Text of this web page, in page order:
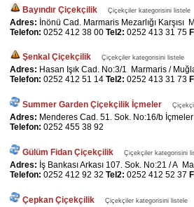
Bayındır Çiçekçilik Çiçekçiler kategorisini listele
Adres: İnönü Cad. Marmaris Mezarlığı Karşısı
Telefon: 0252 412 38 00 Tel2: 0252 413 31 75
Şenkal Çiçekçilik Çiçekçiler kategorisini listele
Adres: Hasan Işık Cad. No:3/1 Marmaris /
Telefon: 0252 412 51 14 Tel2: 0252 413 31 73
Summer Garden Çiçekçilik İçmeler
Adres: Menderes Cad. 51. Sok. No:16/b
Telefon: 0252 455 38 92
Gülüm Fidan Çiçekçilik Çiçekçiler kategorisini
Adres: İş Bankası Arkası 107. Sok. No:21 / A
Telefon: 0252 412 92 32 Tel2: 0252 412 52 37
Çepkan Çiçekçilik Çiçekçiler kategorisini listele